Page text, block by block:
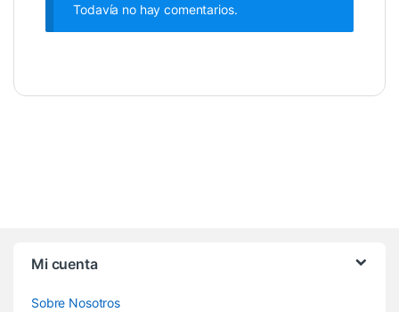
Todavía no hay comentarios.
Mi cuenta
Sobre Nosotros